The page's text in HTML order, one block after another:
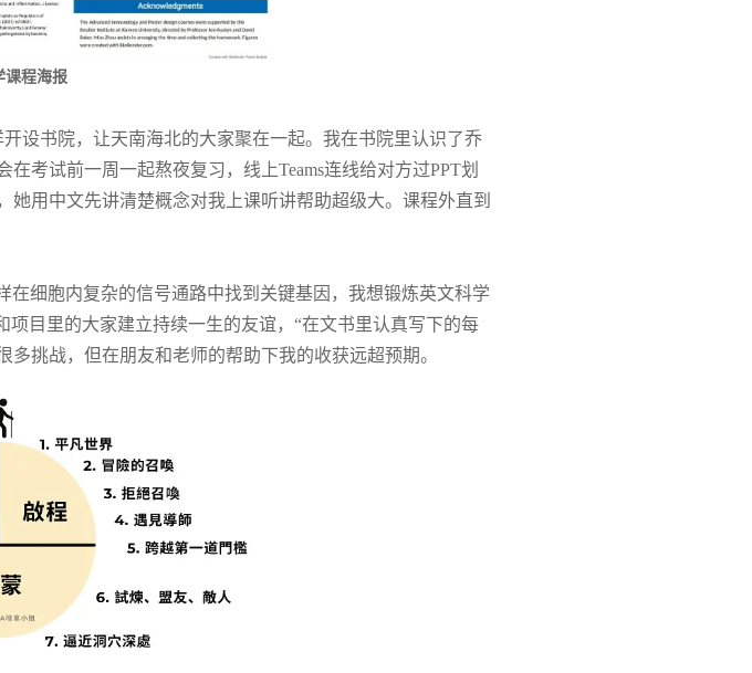
课程海报
设书院，让天南海北的大家聚在一起。我在书院里认识了乔
在考试前一周一起熬夜复习，线上Teams连线给对方过PPT划
用中文先讲清楚概念对我上课听讲帮助超级大。课程外直到
细胞内复杂的信号通路中找到关键基因，我想锻炼英文科学
项目里的大家建立持续一生的友谊，“在文书里认真写下的每
挑战，但在朋友和老师的帮助下我的收获远超预期。